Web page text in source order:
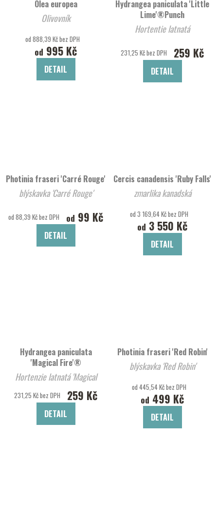
Olea europea
Olivovník
od 888,39 Kč bez DPH
od 995 Kč
DETAIL
Hydrangea paniculata 'Little
Lime'®Punch
Hortentie latnatá
231,25 Kč bez DPH 259 Kč
DETAIL
Photinia fraseri 'Carré Rouge'
blýskavka 'Carré Rouge'
od 88,39 Kč bez DPH od 99 Kč
DETAIL
Cercis canadensis 'Ruby Falls'
zmarlika kanadská
od 3 169,64 Kč bez DPH
od 3 550 Kč
DETAIL
Hydrangea paniculata
'Magical Fire'®
Hortenzie latnatá 'Magical
231,25 Kč bez DPH 259 Kč
DETAIL
Photinia fraseri 'Red Robin'
blýskavka 'Red Robin'
od 445,54 Kč bez DPH
od 499 Kč
DETAIL